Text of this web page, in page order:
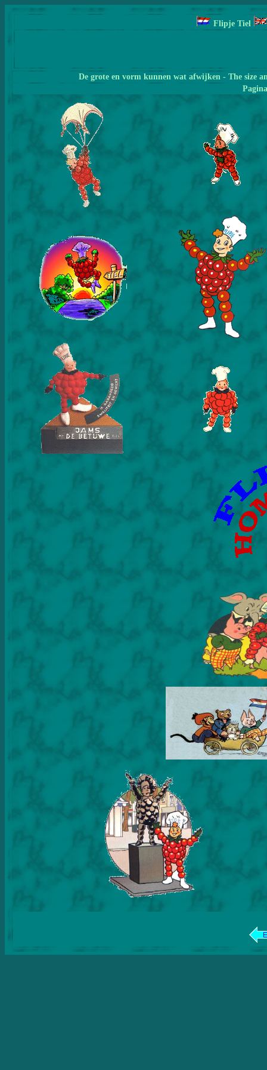
Flipje Tiel
De grote en vorm kunnen wat afwijken - The size